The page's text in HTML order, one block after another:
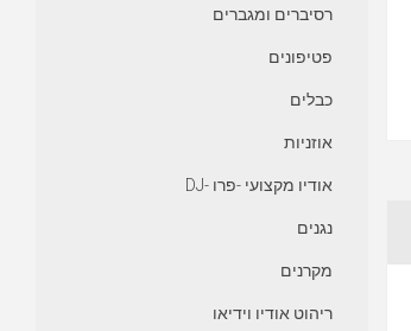
רסיברים ומגברים
פטיפונים
כבלים
אוזניות
אודיו מקצועי -פרו -DJ
נגנים
מקרנים
ריהוט אודיו וידיאו